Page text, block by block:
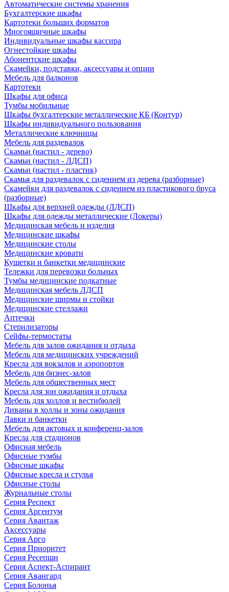
Автоматические системы хранения
Бухгалтерские шкафы
Картотеки больших форматов
Многоящичные шкафы
Индивидуальные шкафы кассира
Огнестойкие шкафы
Абонентские шкафы
Скамейки, подставки, аксессуары и опции
Мебель для балконов
Картотеки
Шкафы для офиса
Тумбы мобильные
Шкафы бухгалтерские металлические КБ (Контур)
Шкафы индивидуального пользования
Металлические ключницы
Мебель для раздевалок
Скамьи (настил - дерево)
Скамьи (настил - ЛДСП)
Скамьи (настил - пластик)
Скамья для раздевалок с сидением из дерева (разборные)
Скамейки для раздевалок с сидением из пластикового бруса
(разборные)
Шкафы для верхней одежды (ЛДСП)
Шкафы для одежды металлические (Локеры)
Медицинская мебель и изделия
Медицинские шкафы
Медицинские столы
Медицинские кровати
Кушетки и банкетки медицинские
Тележки для перевозки больных
Тумбы медицинские подкатные
Медицинская мебель ЛДСП
Медицинские ширмы и стойки
Медицинские стеллажи
Аптечки
Стерилизаторы
Сейфы-термостаты
Мебель для залов ожидания и отдыха
Мебель для медицинских учреждений
Кресла для вокзалов и аэропортов
Мебель для бизнес-залов
Мебель для общественных мест
Кресла для зон ожидания и отдыха
Мебель для холлов и вестибюлей
Диваны в холлы и зоны ожидания
Лавки и банкетки
Мебель для актовых и конференц-залов
Кресла для стадионов
Офисная мебель
Офисные тумбы
Офисные шкафы
Офисные кресла и стулья
Офисные столы
Журнальные столы
Серия Респект
Серия Аргентум
Серия Авантаж
Аксессуары
Серия Арго
Серия Приоритет
Серия Ресепшн
Серия Аспект-Аспирант
Серия Авангард
Серия Болонья